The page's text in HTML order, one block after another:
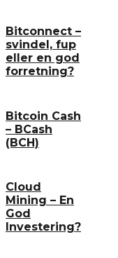
Bitconnect –
svindel, fup
eller en god
forretning?
Bitcoin Cash
– BCash
(BCH)
Cloud
Mining – En
God
Investering?